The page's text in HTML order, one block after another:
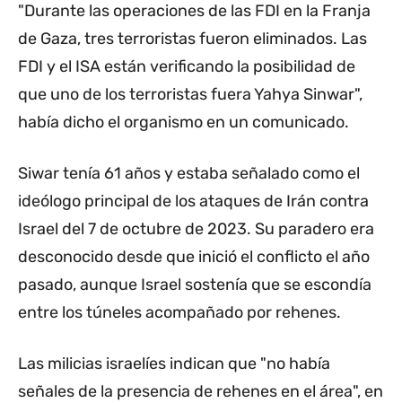
"Durante las operaciones de las FDI en la Franja
de Gaza, tres terroristas fueron eliminados. Las
FDI y el ISA están verificando la posibilidad de
que uno de los terroristas fuera Yahya Sinwar",
había dicho el organismo en un comunicado.
Siwar tenía 61 años y estaba señalado como el
ideólogo principal de los ataques de Irán contra
Israel del 7 de octubre de 2023. Su paradero era
desconocido desde que inició el conflicto el año
pasado, aunque Israel sostenía que se escondía
entre los túneles acompañado por rehenes.
Las milicias israelíes indican que "no había
señales de la presencia de rehenes en el área", en